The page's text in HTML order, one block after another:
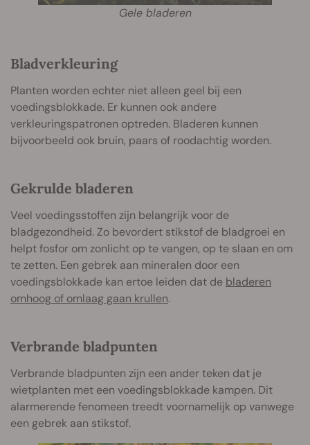
Gele bladeren
Bladverkleuring
Planten worden echter niet alleen geel bij een
voedingsblokkade. Er kunnen ook andere
verkleuringspatronen optreden. Bladeren kunnen
bijvoorbeeld ook bruin, paars of roodachtig worden.
Gekrulde bladeren
Veel voedingsstoffen zijn belangrijk voor de
bladgezondheid. Zo bevordert stikstof de bladgroei en
helpt fosfor om zonlicht op te vangen, op te slaan en om
te zetten. Een gebrek aan mineralen door een
voedingsblokkade kan ertoe leiden dat de bladeren
omhoog of omlaag gaan krullen.
Verbrande bladpunten
Verbrande bladpunten zijn een ander teken dat je
wietplanten met een voedingsblokkade kampen. Dit
alarmerende fenomeen treedt voornamelijk op vanwege
een gebrek aan stikstof.